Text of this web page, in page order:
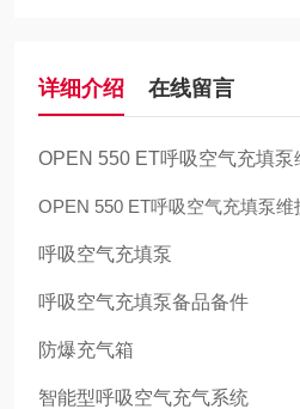
详细介绍 在线留言
OPEN 550 ET呼吸空气充填泵
OPEN 550 ET呼吸空气充填泵维
呼吸空气充填泵
呼吸空气充填泵备品备件
防爆充气箱
智能型呼吸空气充气系统